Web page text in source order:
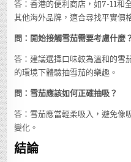
答：香港的便利商店，如7-11和
其他海外品牌，適合尋找平實價
問：開始接觸雪茄需要考慮什麼？
答：建議選擇口味較為溫和的雪
的環境下體驗抽雪茄的樂趣。
問：雪茄應該如何正確抽吸？
答：雪茄應當輕柔吸入，避免像
變化。
結論